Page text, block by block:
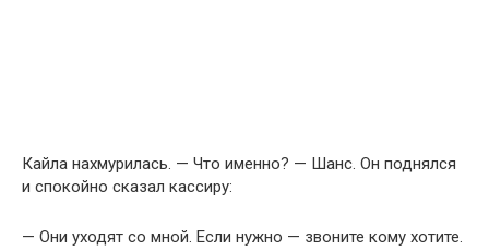
Кайла нахмурилась. — Что именно? — Шанс. Он поднялся
и спокойно сказал кассиру:
— Они уходят со мной. Если нужно — звоните кому хотите.